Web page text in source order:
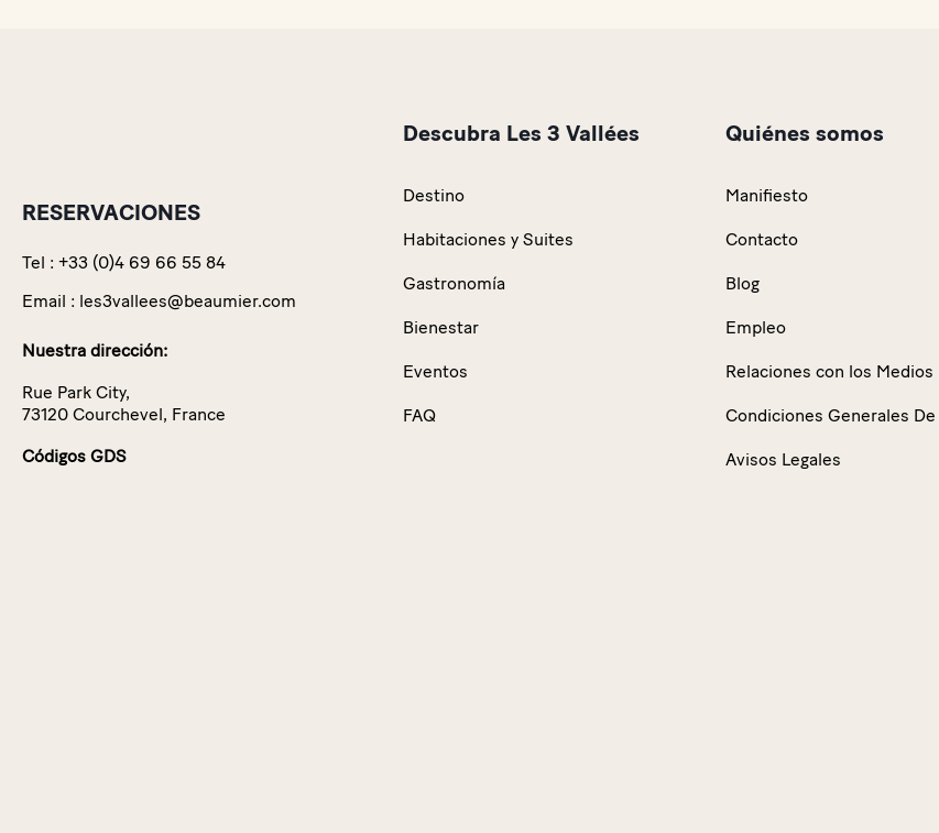
RESERVACIONES
Tel : +33 (0)4 69 66 55 84
Email : les3vallees@beaumier.com
Nuestra dirección:
Rue Park City,
73120 Courchevel, France
Códigos GDS
Descubra Les 3 Vallées
Destino
Habitaciones y Suites
Gastronomía
Bienestar
Eventos
FAQ
Quiénes somos
Manifiesto
Contacto
Blog
Empleo
Relaciones con los Medios
Condiciones Generales De
Avisos Legales